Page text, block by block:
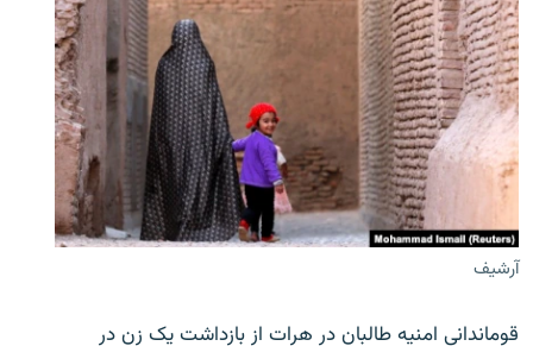
آرشیف
قوماندانی امنیه طالبان در هرات از بازداشت یک زن در